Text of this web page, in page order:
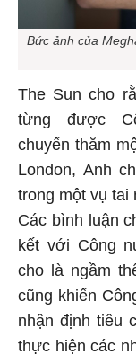
Bức ảnh của
The Sun cho
từng được
chuyến thăm
London, Anh
trong một vụ tai
Các bình luận
kết với Công
cho là ngầm
cũng khiến
nhận định tiêu
thực hiện các